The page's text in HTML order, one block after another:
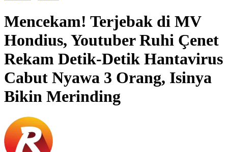
Mencekam! Terjebak di MV
Hondius, Youtuber Ruhi Çenet
Rekam Detik-Detik Hantavirus
Cabut Nyawa 3 Orang, Isinya
Bikin Merinding